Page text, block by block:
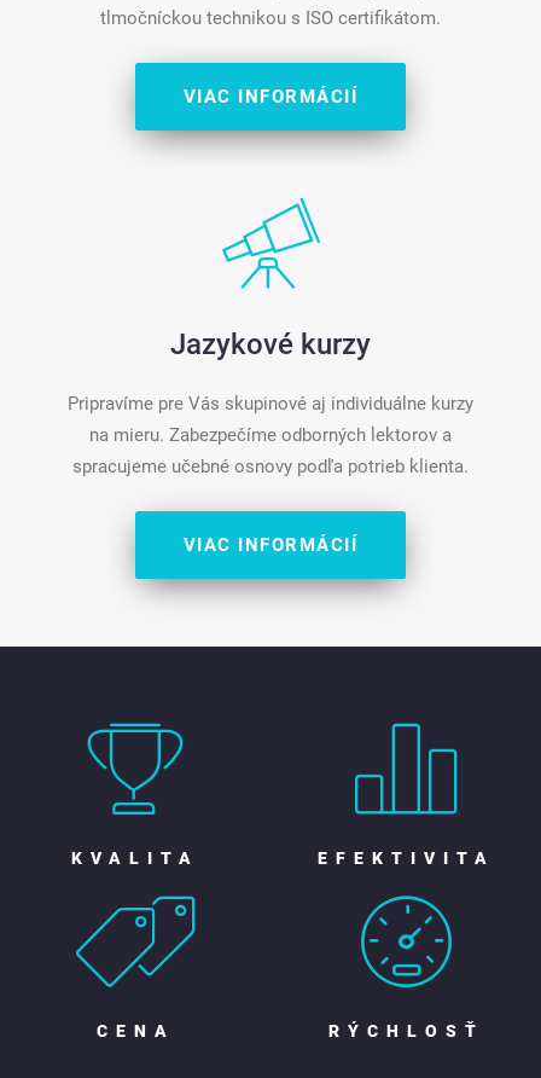
tlmočníckou technikou s ISO certifikátom.
VIAC INFORMÁCIÍ
Jazykové kurzy
Pripravíme pre Vás skupinové aj individuálne kurzy
na mieru. Zabezpečíme odborných lektorov a
spracujeme učebné osnovy podľa potrieb klienta.
VIAC INFORMÁCIÍ
KVALITA EFEKTIVITA
CENA RÝCHLOSŤ